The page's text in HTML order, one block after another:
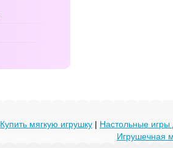
Купить мягкую игрушку | Настольные игры
Игрушечная